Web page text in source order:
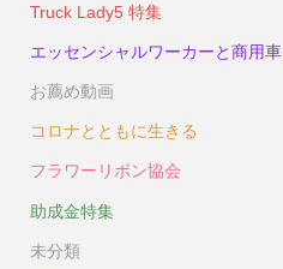
Truck Lady5 特集
エッセンシャルワーカーと商用車
お薦め動画
コロナとともに生きる
フラワーリボン協会
助成金特集
未分類